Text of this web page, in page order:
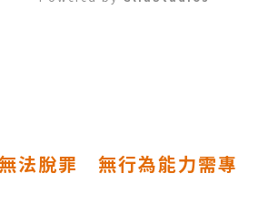
法脫罪 無行為能力需專